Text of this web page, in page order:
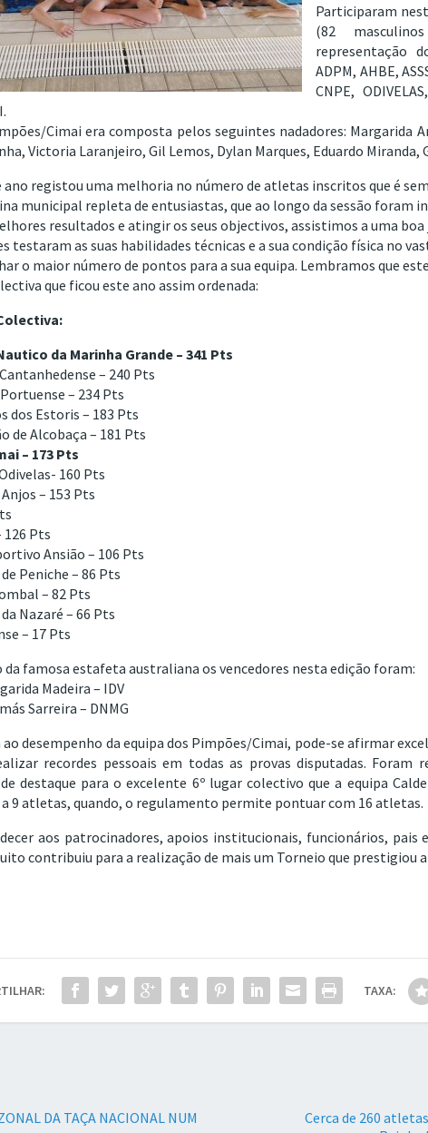
Participaram
(82
representação
ADPM, AHBE,
CNPE,
Cimai era composta pelos seguintes nadadores: Margarida
Victoria Laranjeiro, Gil Lemos, Dylan Marques, Eduardo Miranda,
ano registou uma melhoria no número de atletas inscritos que é
municipal repleta de entusiastas, que ao longo da sessão foram
resultados e atingir os seus objectivos, assistimos a uma boa
testaram as suas habilidades técnicas e a sua condição física no
o maior número de pontos para a sua equipa. Lembramos que
que ficou este ano assim ordenada:
da Marinha Grande – 341 Pts
– 240 Pts
– 234 Pts
dos Estoris – 183 Pts
de Alcobaça – 181 Pts
– 173 Pts
160 Pts
– 153 Pts
126 Pts
Ansião – 106 Pts
Peniche – 86 Pts
– 82 Pts
Nazaré – 66 Pts
– 17 Pts
da famosa estafeta australiana os vencedores nesta edição foram:
Madeira – IDV
Sarreira – DNMG
ao desempenho da equipa dos Pimpões/Cimai, pode-se afirmar
recordes pessoais em todas as provas disputadas. Foram
destaque para o excelente 6º lugar colectivo que a equipa
a 9 atletas, quando, o regulamento permite pontuar com 16 atletas.
aos patrocinadores, apoios institucionais, funcionários,
contribuiu para a realização de mais um Torneio que prestigiou
TAXA:
DA TAÇA NACIONAL NUM
Cerca de 260